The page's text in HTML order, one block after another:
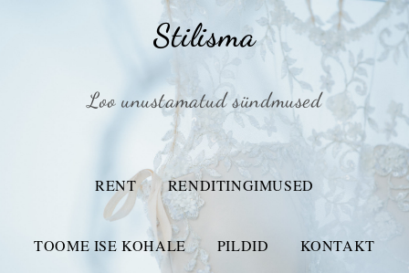
Stilisma
Loo unustamatud sündmused
RENT RENDITINGIMUSED
TOOME ISE KOHALE PILDID KONTAKT